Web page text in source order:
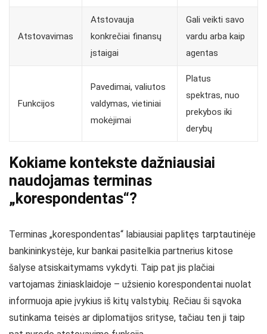
Atstovavimas
Atstovauja
konkrečiai finansų
įstaigai
Gali veikti savo
vardu arba kaip
agentas
Funkcijos
Pavedimai, valiutos
valdymas, vietiniai
mokėjimai
Platus
spektras, nuo
prekybos iki
derybų
Kokiame kontekste dažniausiai
naudojamas terminas
„korespondentas“?
Terminas „korespondentas“ labiausiai paplitęs tarptautinėje
bankininkystėje, kur bankai pasitelkia partnerius kitose
šalyse atsiskaitymams vykdyti. Taip pat jis plačiai
vartojamas žiniasklaidoje – užsienio korespondentai nuolat
informuoja apie įvykius iš kitų valstybių. Rečiau ši sąvoka
sutinkama teisės ar diplomatijos srityse, tačiau ten ji taip